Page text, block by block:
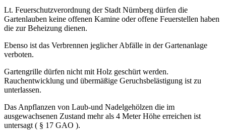
Lt. Feuerschutzverordnung der Stadt Nürnberg dürfen die
Gartenlauben keine offenen Kamine oder offene Feuerstellen haben
die zur Beheizung dienen.
Ebenso ist das Verbrennen jeglicher Abfälle in der Gartenanlage
verboten.
Gartengrille dürfen nicht mit Holz geschürt werden.
Rauchentwicklung und übermäßige Geruchsbelästigung ist zu
unterlassen.
Das Anpflanzen von Laub-und Nadelgehölzen die im
ausgewachsenen Zustand mehr als 4 Meter Höhe erreichen ist
untersagt ( § 17 GAO ).